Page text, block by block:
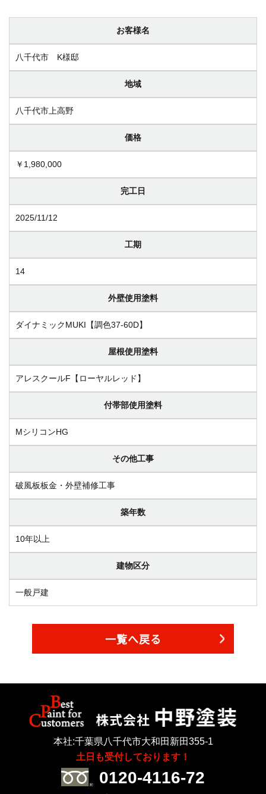
お客様名
八千代市 K様邸
地域
八千代市上高野
価格
￥1,980,000
完工日
2025/11/12
工期
14
外壁使用塗料
ダイナミックMUKI【調色37-60D】
屋根使用塗料
アレスクールF【ローヤルレッド】
付帯部使用塗料
MシリコンHG
その他工事
破風板板金・外壁補修工事
築年数
10年以上
建物区分
一般戸建
一覧へ戻る
本社:千葉県八千代市大和田新田355-1
土日も受付しております！
0120-4116-72